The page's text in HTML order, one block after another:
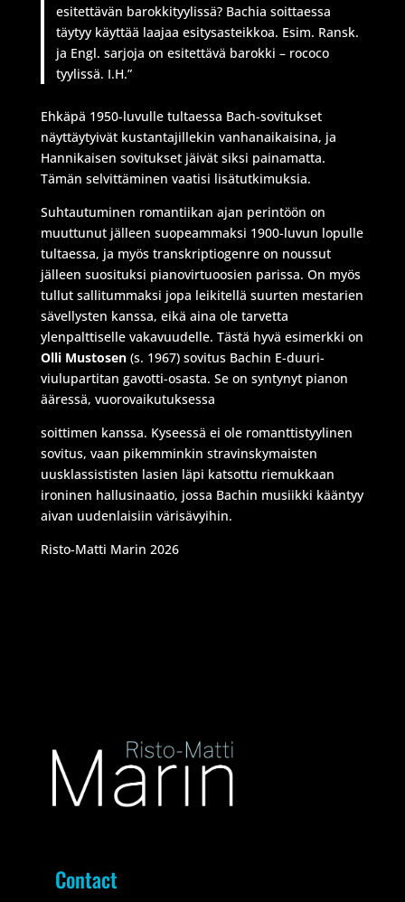
esitettävän barokkityylissä? Bachia soittaessa
täytyy käyttää laajaa esitysasteikkoa. Esim. Ransk.
ja Engl. sarjoja on esitettävä barokki – rococo
tyylissä. I.H.”
Ehkäpä 1950-luvulle tultaessa Bach-sovitukset
näyttäytyivät kustantajillekin vanhanaikaisina, ja
Hannikaisen sovitukset jäivät siksi painamatta.
Tämän selvittäminen vaatisi lisätutkimuksia.
Suhtautuminen romantiikan ajan perintöön on
muuttunut jälleen suopeammaksi 1900-luvun lopulle
tultaessa, ja myös transkriptiogenre on noussut
jälleen suosituksi pianovirtuoosien parissa. On myös
tullut sallitummaksi jopa leikitellä suurten mestarien
sävellysten kanssa, eikä aina ole tarvetta
ylenpalttiselle vakavuudelle. Tästä hyvä esimerkki on
Olli Mustosen (s. 1967) sovitus Bachin E-duuri-
viulupartitan gavotti-osasta. Se on syntynyt pianon
ääressä, vuorovaikutuksessa
soittimen kanssa. Kyseessä ei ole romanttistyylinen
sovitus, vaan pikemminkin stravinskymaisten
uusklassististen lasien läpi katsottu riemukkaan
ironinen hallusinaatio, jossa Bachin musiikki kääntyy
aivan uudenlaisiin värisävyihin.
Risto-Matti Marin 2026
Contact